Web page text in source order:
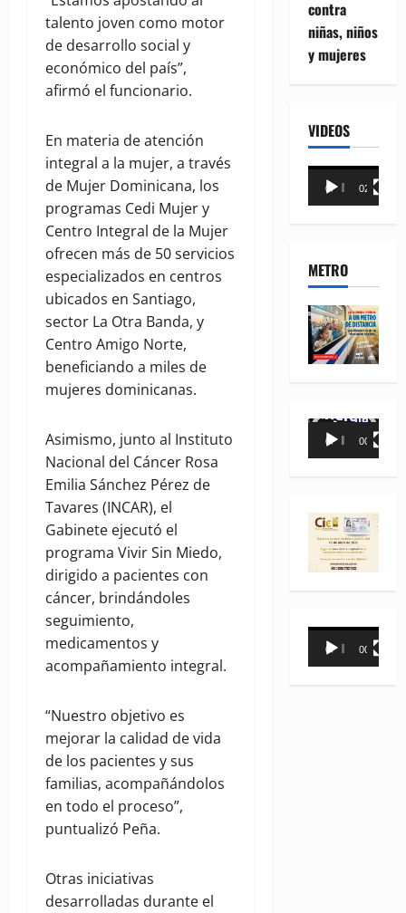
talento joven como motor
de desarrollo social y
económico del país”,
afirmó el funcionario.
En materia de atención
integral a la mujer, a través
de Mujer Dominicana, los
programas Cedi Mujer y
Centro Integral de la Mujer
ofrecen más de 50 servicios
especializados en centros
ubicados en Santiago,
sector La Otra Banda, y
Centro Amigo Norte,
beneficiando a miles de
mujeres dominicanas.
Asimismo, junto al Instituto
Nacional del Cáncer Rosa
Emilia Sánchez Pérez de
Tavares (INCAR), el
Gabinete ejecutó el
programa Vivir Sin Miedo,
dirigido a pacientes con
cáncer, brindándoles
seguimiento,
medicamentos y
acompañamiento integral.
“Nuestro objetivo es
mejorar la calidad de vida
de los pacientes y sus
familias, acompañándolos
en todo el proceso”,
puntualizó Peña.
Otras iniciativas
desarrolladas durante el
contra
niñas, niños
y mujeres
VIDEOS
Reproductor
00:00 02:18
METRO
Reproductor
00:00 00:35
Reproductor
00:00 00:31